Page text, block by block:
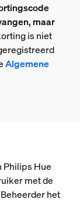
maar
is niet
Algemene
Philips Hue
met de
het